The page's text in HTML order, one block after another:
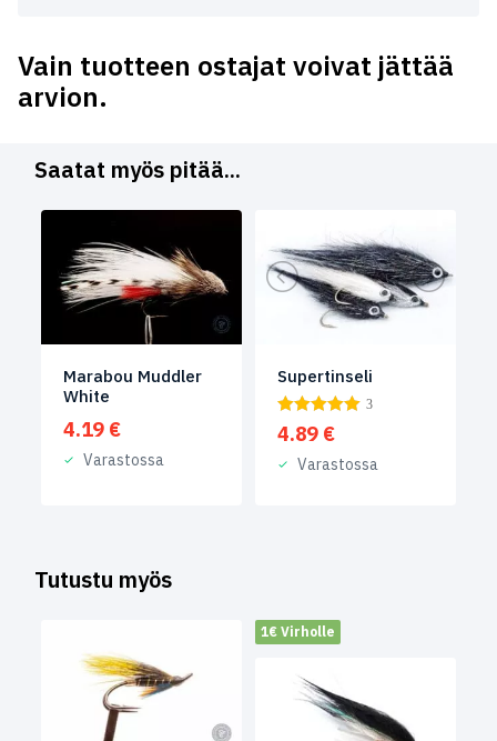
Vain tuotteen ostajat voivat jättää
arvion.
Saatat myös pitää...
Marabou Muddler
White
4.19 €
Varastossa
Supertinseli
3
4.89 €
Varastossa
Tutustu myös
1€ Virholle